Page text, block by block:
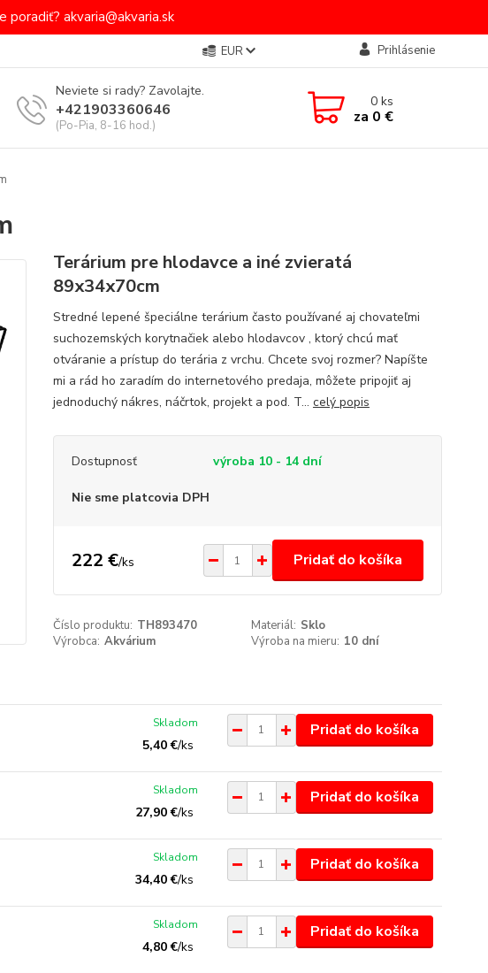
akvaria@akvaria.sk
EUR Prihlásenie
Neviete si rady? Zavolajte.
+421903360646
(Po-Pia, 8-16 hod.)
0ks
za 0 €
Terárium pre hlodavce a iné zvieratá
89x34x70cm
Stredné lepené špeciálne terárium často používané aj chovateľmi
suchozemských korytnačiek alebo hlodavcov , ktorý chcú mať
otváranie a prístup do terária z vrchu. Chcete svoj rozmer? Napíšte
mi a rád ho zaradím do internetového predaja, môžete pripojiť aj
jednoduchý nákres, náčrtok, projekt a pod. T... celý popis
Dostupnosť výroba 10 - 14 dní
Nie sme platcovia DPH
222 €/ks Pridať do košíka
Číslo produktu: TH893470 Materiál: Sklo
Výrobca: Akvárium Výroba na mieru: 10 dní
5,40 €/ks
Skladom Pridať do košíka
27,90 €/ks
Skladom Pridať do košíka
34,40 €/ks
Skladom Pridať do košíka
4,80 €/ks
Skladom Pridať do košíka